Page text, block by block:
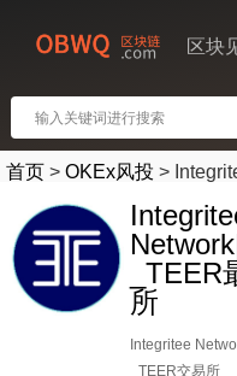
区块
首页 > OKEx风投 >
所
Integritee
_TEER交易所